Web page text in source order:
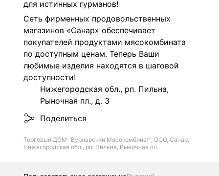
для истинных гурманов!
Сеть фирменных продовольственных
магазинов «Санар» обеспечивает
покупателей продуктами мясокомбината
по доступным ценам. Теперь Ваши
любимые изделия находятся в шаговой
доступности!
Нижегородская обл., рп. Пильна,
Рыночная пл., д. 3
Поделиться
Торговый ДОМ "Вурнарский Мясокомбинат", ООО, Санар,
Нижегородская обл., рп. Пильна, Рыночная пл.